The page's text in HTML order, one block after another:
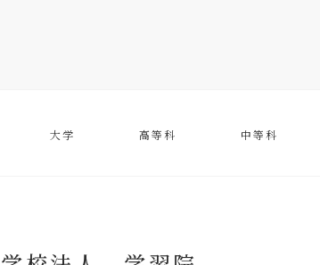
大学 高等科 中等科